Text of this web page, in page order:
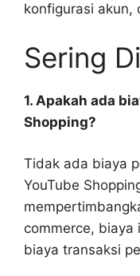
konfigurasi akun,
Sering
1. Apakah ada
Shopping?
Tidak ada biaya
YouTube
commerce, biaya
biaya transaksi